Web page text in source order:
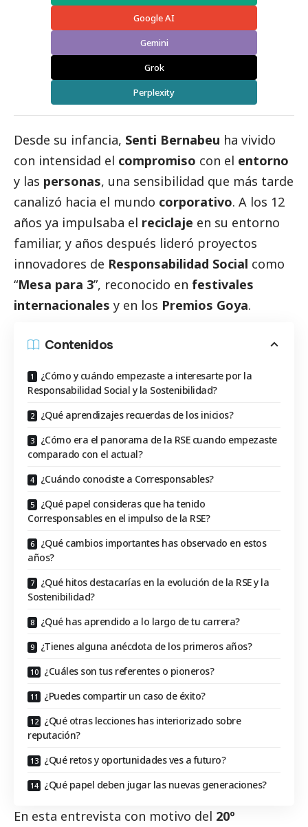
Google AI
Gemini
Grok
Perplexity
Desde su infancia, Senti Bernabeu ha vivido
con intensidad el compromiso con el entorno
y las personas, una sensibilidad que más tarde
canalizó hacia el mundo corporativo. A los 12
años ya impulsaba el reciclaje en su entorno
familiar, y años después lideró proyectos
innovadores de Responsabilidad Social como
“Mesa para 3”, reconocido en festivales
internacionales y en los Premios Goya.
Contenidos
¿Cómo y cuándo empezaste a interesarte por la
Responsabilidad Social y la Sostenibilidad?
¿Qué aprendizajes recuerdas de los inicios?
¿Cómo era el panorama de la RSE cuando empezaste
comparado con el actual?
¿Cuándo conociste a Corresponsables?
¿Qué papel consideras que ha tenido
Corresponsables en el impulso de la RSE?
¿Qué cambios importantes has observado en estos
años?
¿Qué hitos destacarías en la evolución de la RSE y la
Sostenibilidad?
¿Qué has aprendido a lo largo de tu carrera?
¿Tienes alguna anécdota de los primeros años?
¿Cuáles son tus referentes o pioneros?
¿Puedes compartir un caso de éxito?
¿Qué otras lecciones has interiorizado sobre
reputación?
¿Qué retos y oportunidades ves a futuro?
¿Qué papel deben jugar las nuevas generaciones?
En esta entrevista con motivo del 20º